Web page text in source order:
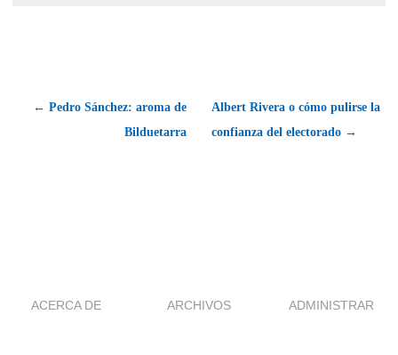
← Pedro Sánchez: aroma de
Bilduetarra
Albert Rivera o cómo pulirse la
confianza del electorado →
ACERCA DE ARCHIVOS ADMINISTRAR